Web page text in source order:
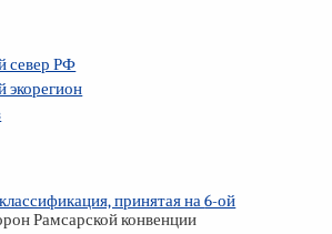
север РФ
экорегион
принятая на6-ой
Рамсарской конвенции